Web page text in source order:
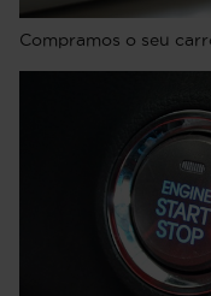
Compramos o seu